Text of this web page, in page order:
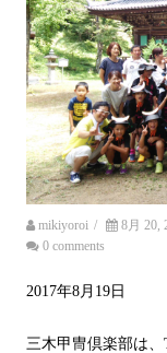
mikiyoroi / 8月 20,
0 comments
2017年8月19日
三木甲冑倶楽部は、